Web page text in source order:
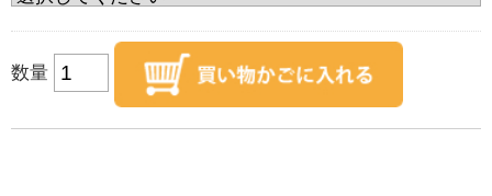
数量